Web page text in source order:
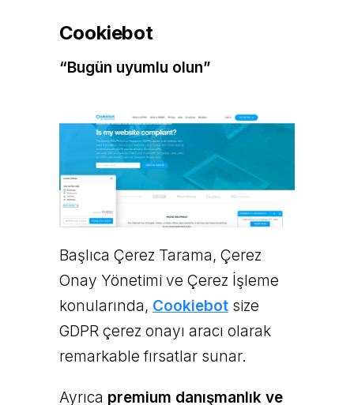
Cookiebot
“Bugün uyumlu olun”
Başlıca Çerez Tarama, Çerez
Onay Yönetimi ve Çerez İşleme
konularında, Cookiebotsize
GDPR çerez onayı aracı olarak
remarkable fırsatlar sunar.
Ayrıca premium danışmanlık ve